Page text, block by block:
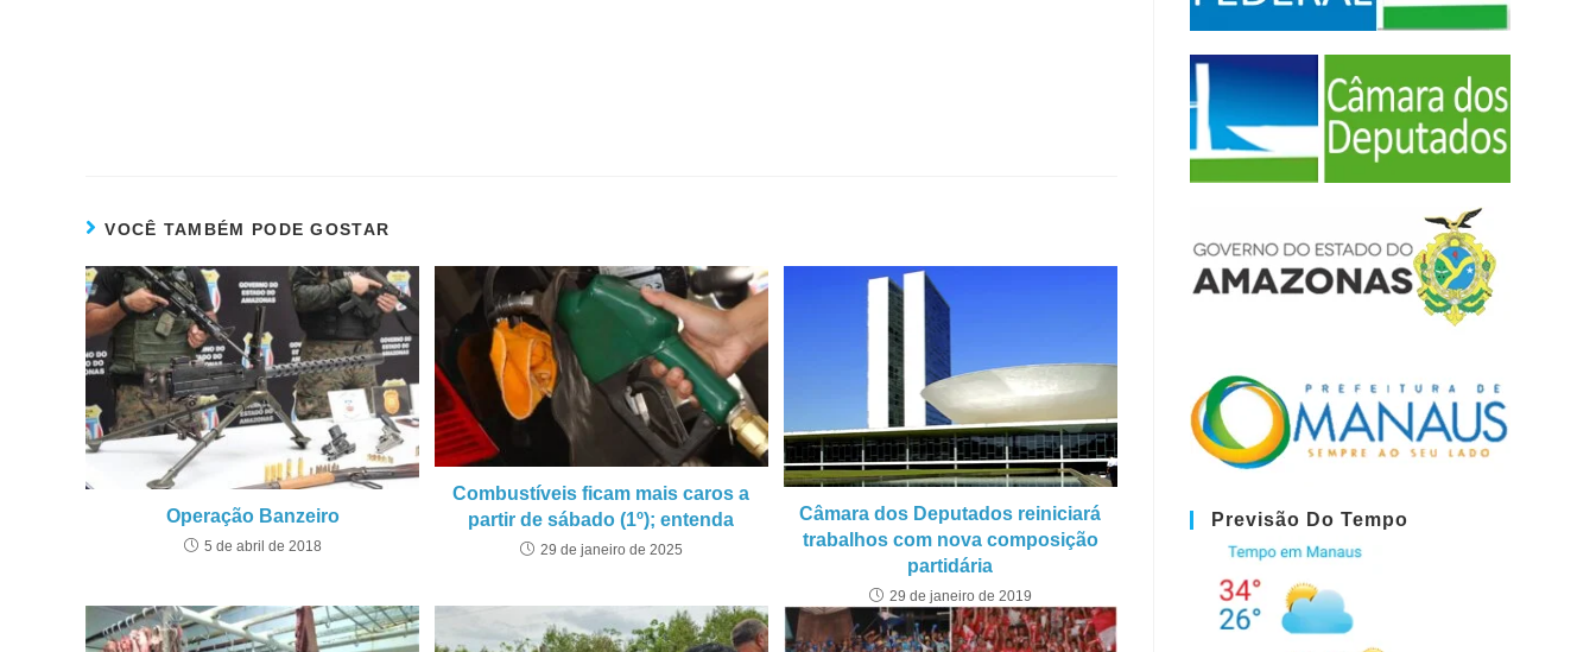
VOCÊ TAMBÉM PODE GOSTAR
Operação Banzeiro
5 de abril de 2018
Combustíveis ficam mais caros a
partir de sábado (1º); entenda
29 de janeiro de 2025
Câmara dos Deputados reiniciará
trabalhos com nova composição
partidária
29 de janeiro de 2019
Previsão Do Tempo